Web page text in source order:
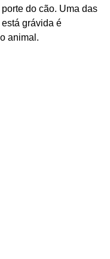
do cão. Uma das
grávida é
animal.